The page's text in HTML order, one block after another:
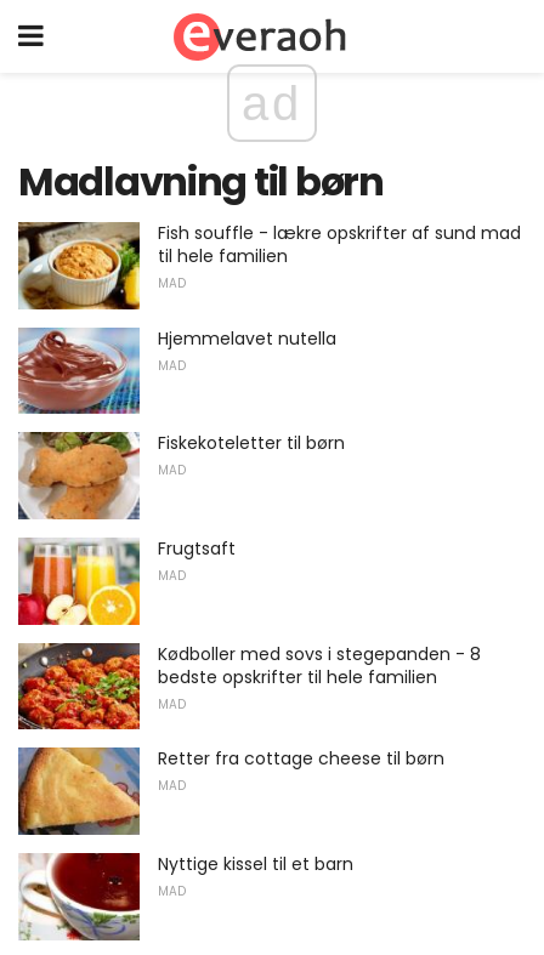
ad
Madlavning til børn
Fish souffle - lækre opskrifter af sund mad
til hele familien
MAD
Hjemmelavet nutella
MAD
Fiskekoteletter til børn
MAD
Frugtsaft
MAD
Kødboller med sovs i stegepanden - 8
bedste opskrifter til hele familien
MAD
Retter fra cottage cheese til børn
MAD
Nyttige kissel til et barn
MAD